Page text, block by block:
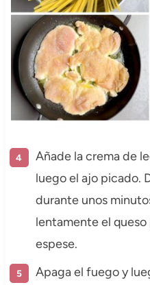
Añade la crema de
luego el ajo picado.
durante unos
lentamente el queso
espese.
Apaga el fuego y